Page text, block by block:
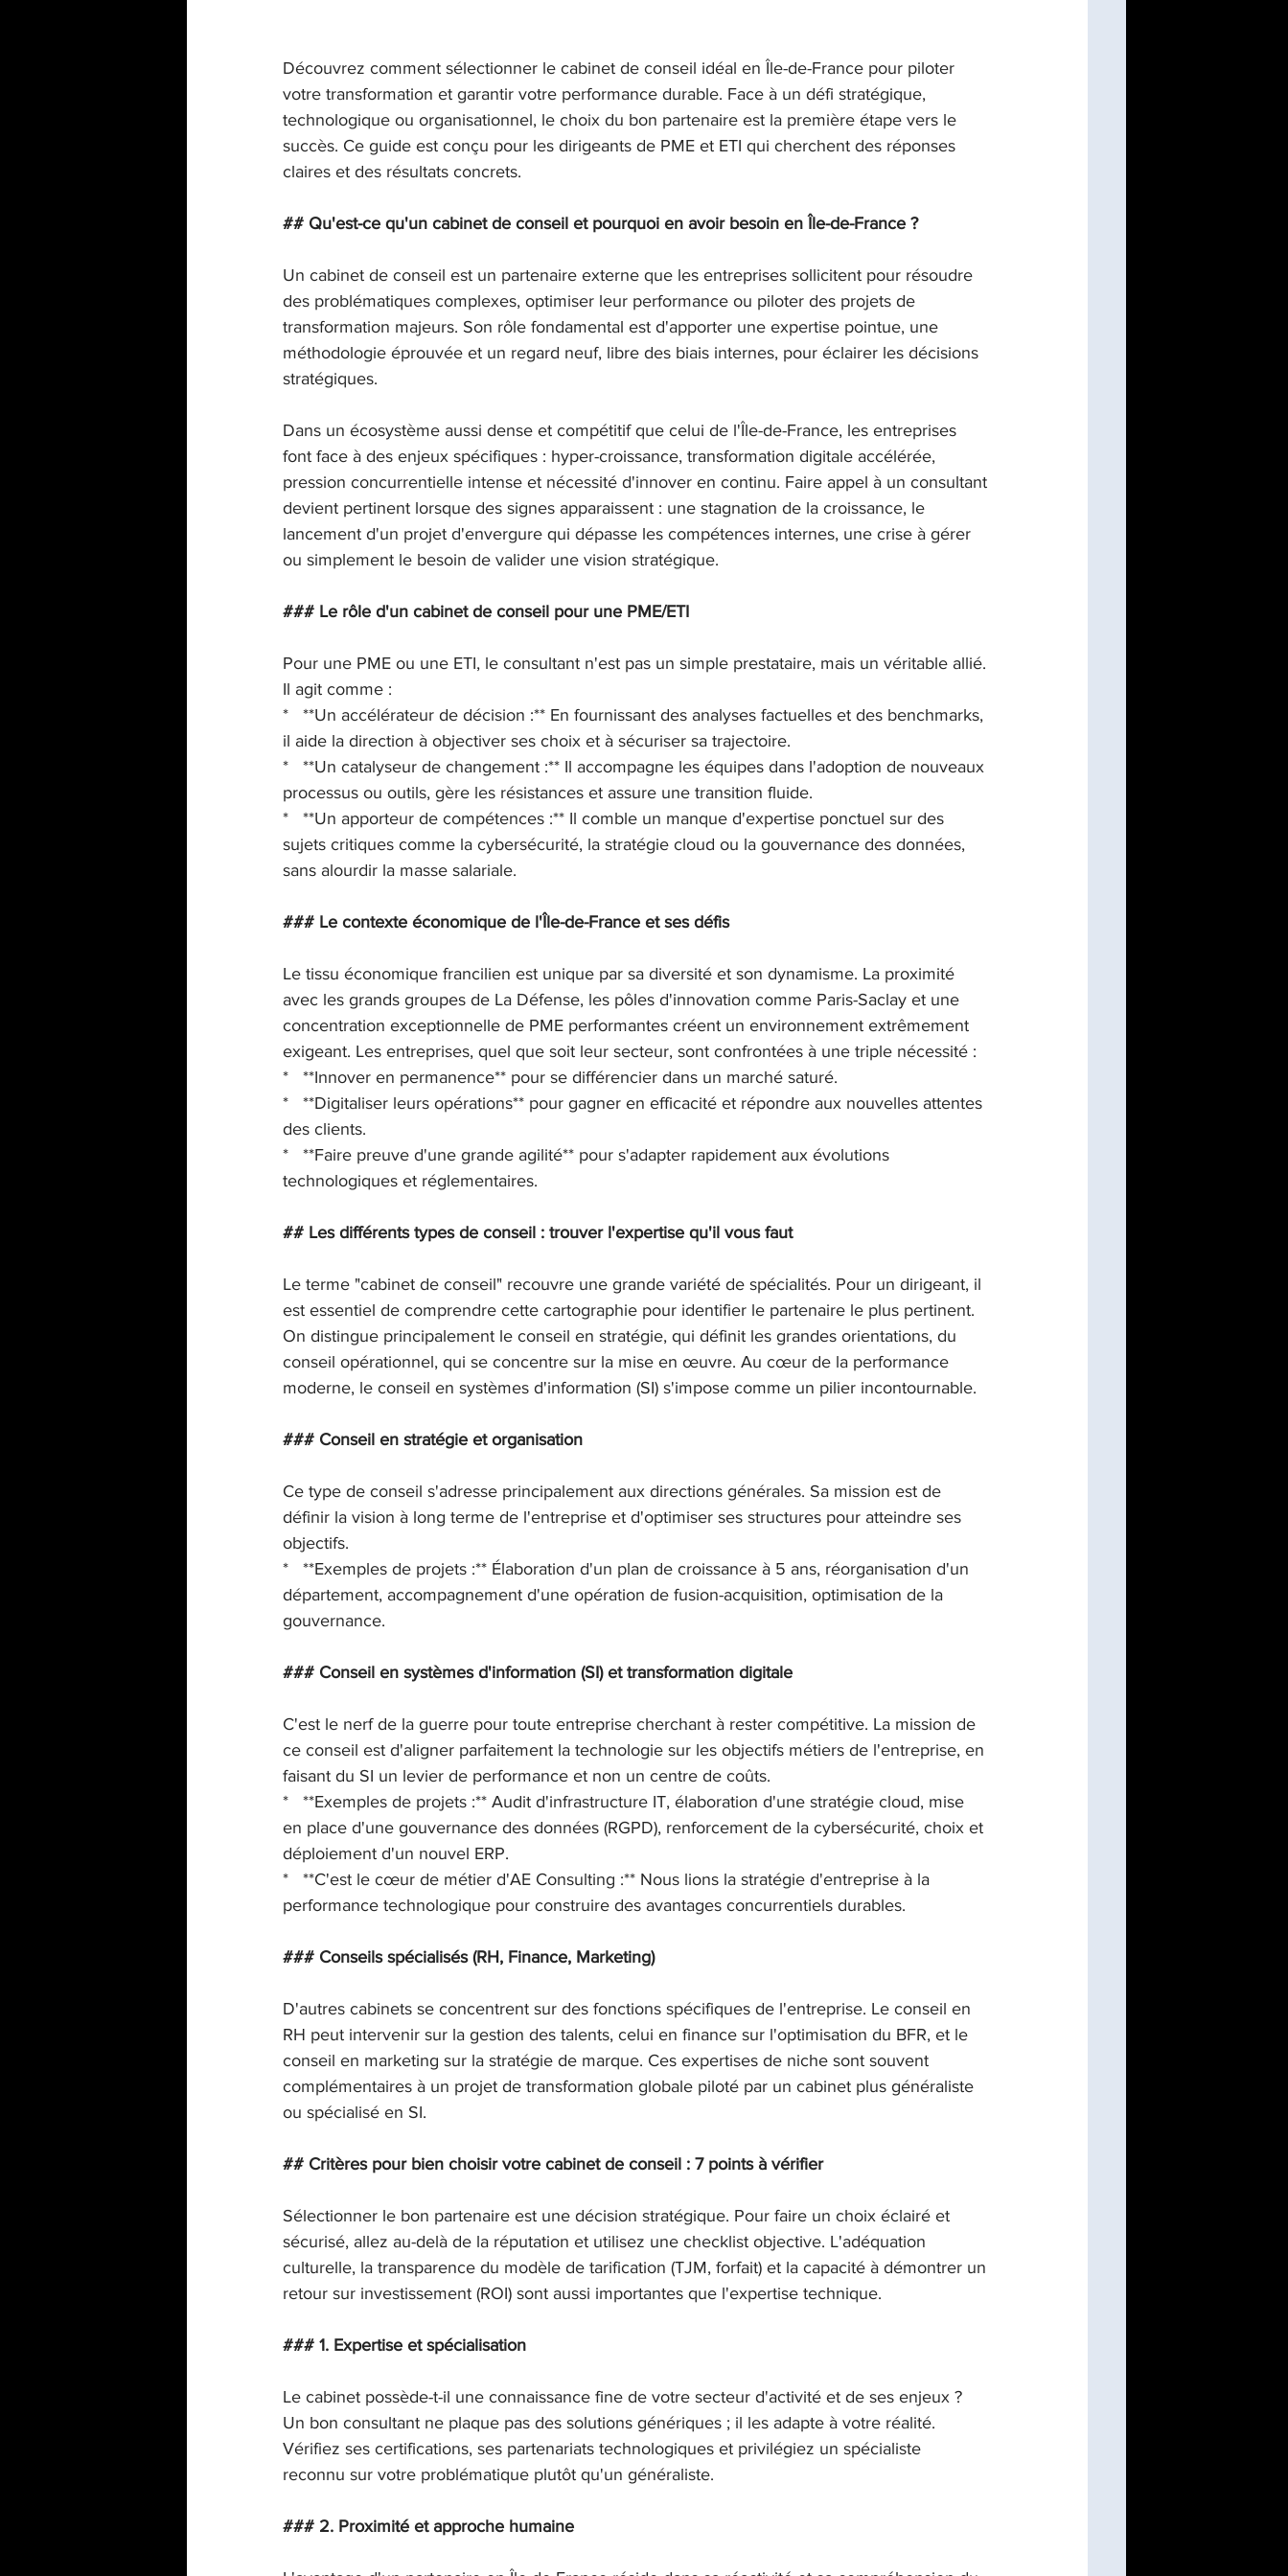
Découvrez comment sélectionner le cabinet de conseil idéal en Île-de-France pour piloter
votre transformation et garantir votre performance durable. Face à un défi stratégique,
technologique ou organisationnel, le choix du bon partenaire est la première étape vers le
succès. Ce guide est conçu pour les dirigeants de PME et ETI qui cherchent des réponses
claires et des résultats concrets.
## Qu'est-ce qu'un cabinet de conseil et pourquoi en avoir besoin en Île-de-France ?
Un cabinet de conseil est un partenaire externe que les entreprises sollicitent pour résoudre
des problématiques complexes, optimiser leur performance ou piloter des projets de
transformation majeurs. Son rôle fondamental est d'apporter une expertise pointue, une
méthodologie éprouvée et un regard neuf, libre des biais internes, pour éclairer les décisions
stratégiques.
Dans un écosystème aussi dense et compétitif que celui de l'Île-de-France, les entreprises
font face à des enjeux spécifiques : hyper-croissance, transformation digitale accélérée,
pression concurrentielle intense et nécessité d'innover en continu. Faire appel à un consultant
devient pertinent lorsque des signes apparaissent : une stagnation de la croissance, le
lancement d'un projet d'envergure qui dépasse les compétences internes, une crise à gérer
ou simplement le besoin de valider une vision stratégique.
### Le rôle d'un cabinet de conseil pour une PME/ETI
Pour une PME ou une ETI, le consultant n'est pas un simple prestataire, mais un véritable allié.
Il agit comme :
*   **Un accélérateur de décision :** En fournissant des analyses factuelles et des benchmarks,
il aide la direction à objectiver ses choix et à sécuriser sa trajectoire.
*   **Un catalyseur de changement :** Il accompagne les équipes dans l'adoption de nouveaux
processus ou outils, gère les résistances et assure une transition fluide.
*   **Un apporteur de compétences :** Il comble un manque d'expertise ponctuel sur des
sujets critiques comme la cybersécurité, la stratégie cloud ou la gouvernance des données,
sans alourdir la masse salariale.
### Le contexte économique de l'Île-de-France et ses défis
Le tissu économique francilien est unique par sa diversité et son dynamisme. La proximité
avec les grands groupes de La Défense, les pôles d'innovation comme Paris-Saclay et une
concentration exceptionnelle de PME performantes créent un environnement extrêmement
exigeant. Les entreprises, quel que soit leur secteur, sont confrontées à une triple nécessité :
*   **Innover en permanence** pour se différencier dans un marché saturé.
*   **Digitaliser leurs opérations** pour gagner en efficacité et répondre aux nouvelles attentes
des clients.
*   **Faire preuve d'une grande agilité** pour s'adapter rapidement aux évolutions
technologiques et réglementaires.
## Les différents types de conseil : trouver l'expertise qu'il vous faut
Le terme "cabinet de conseil" recouvre une grande variété de spécialités. Pour un dirigeant, il
est essentiel de comprendre cette cartographie pour identifier le partenaire le plus pertinent.
On distingue principalement le conseil en stratégie, qui définit les grandes orientations, du
conseil opérationnel, qui se concentre sur la mise en œuvre. Au cœur de la performance
moderne, le conseil en systèmes d'information (SI) s'impose comme un pilier incontournable.
### Conseil en stratégie et organisation
Ce type de conseil s'adresse principalement aux directions générales. Sa mission est de
définir la vision à long terme de l'entreprise et d'optimiser ses structures pour atteindre ses
objectifs.
*   **Exemples de projets :** Élaboration d'un plan de croissance à 5 ans, réorganisation d'un
département, accompagnement d'une opération de fusion-acquisition, optimisation de la
gouvernance.
### Conseil en systèmes d'information (SI) et transformation digitale
C'est le nerf de la guerre pour toute entreprise cherchant à rester compétitive. La mission de
ce conseil est d'aligner parfaitement la technologie sur les objectifs métiers de l'entreprise, en
faisant du SI un levier de performance et non un centre de coûts.
*   **Exemples de projets :** Audit d'infrastructure IT, élaboration d'une stratégie cloud, mise
en place d'une gouvernance des données (RGPD), renforcement de la cybersécurité, choix et
déploiement d'un nouvel ERP.
*   **C'est le cœur de métier d'AE Consulting :** Nous lions la stratégie d'entreprise à la
performance technologique pour construire des avantages concurrentiels durables.
### Conseils spécialisés (RH, Finance, Marketing)
D'autres cabinets se concentrent sur des fonctions spécifiques de l'entreprise. Le conseil en
RH peut intervenir sur la gestion des talents, celui en finance sur l'optimisation du BFR, et le
conseil en marketing sur la stratégie de marque. Ces expertises de niche sont souvent
complémentaires à un projet de transformation globale piloté par un cabinet plus généraliste
ou spécialisé en SI.
## Critères pour bien choisir votre cabinet de conseil : 7 points à vérifier
Sélectionner le bon partenaire est une décision stratégique. Pour faire un choix éclairé et
sécurisé, allez au-delà de la réputation et utilisez une checklist objective. L'adéquation
culturelle, la transparence du modèle de tarification (TJM, forfait) et la capacité à démontrer un
retour sur investissement (ROI) sont aussi importantes que l'expertise technique.
### 1. Expertise et spécialisation
Le cabinet possède-t-il une connaissance fine de votre secteur d'activité et de ses enjeux ?
Un bon consultant ne plaque pas des solutions génériques ; il les adapte à votre réalité.
Vérifiez ses certifications, ses partenariats technologiques et privilégiez un spécialiste
reconnu sur votre problématique plutôt qu'un généraliste.
### 2. Proximité et approche humaine